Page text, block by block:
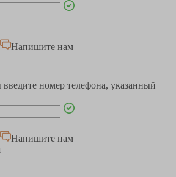
Напишите нам
номер телефона, указанный
Напишите нам